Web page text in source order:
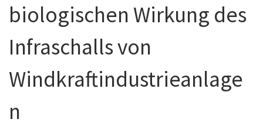
biologischen Wirkung des
Infraschalls von
Windkraftindustrieanlage
n